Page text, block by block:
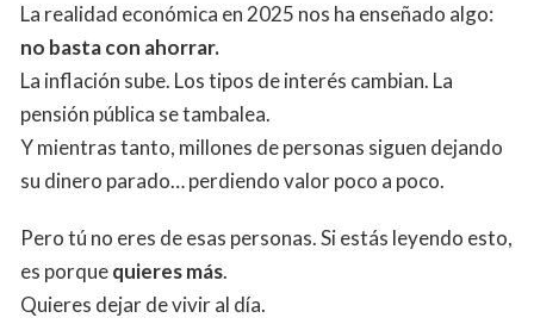
La realidad económica en 2025 nos ha enseñado algo:
no basta con ahorrar.
La inflación sube. Los tipos de interés cambian. La
pensión pública se tambalea.
Y mientras tanto, millones de personas siguen dejando
su dinero parado… perdiendo valor poco a poco.
Pero tú no eres de esas personas. Si estás leyendo esto,
es porquequieres más.
Quieres dejar de vivir al día.